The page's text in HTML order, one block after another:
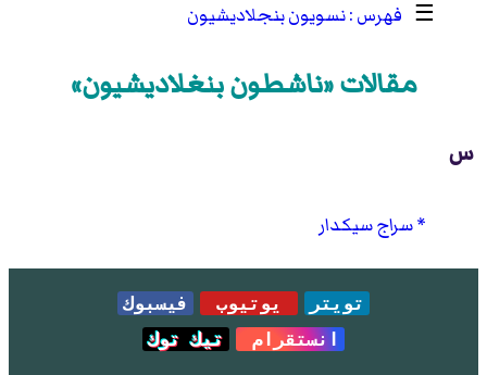
☰
نسويون بنجلاديشيون
مقالات «ناشطون بنغلاديشيون»
س
سراج سيكدار
تويتر يوتيوب
فيسبوك
انستقرام
تيك توك